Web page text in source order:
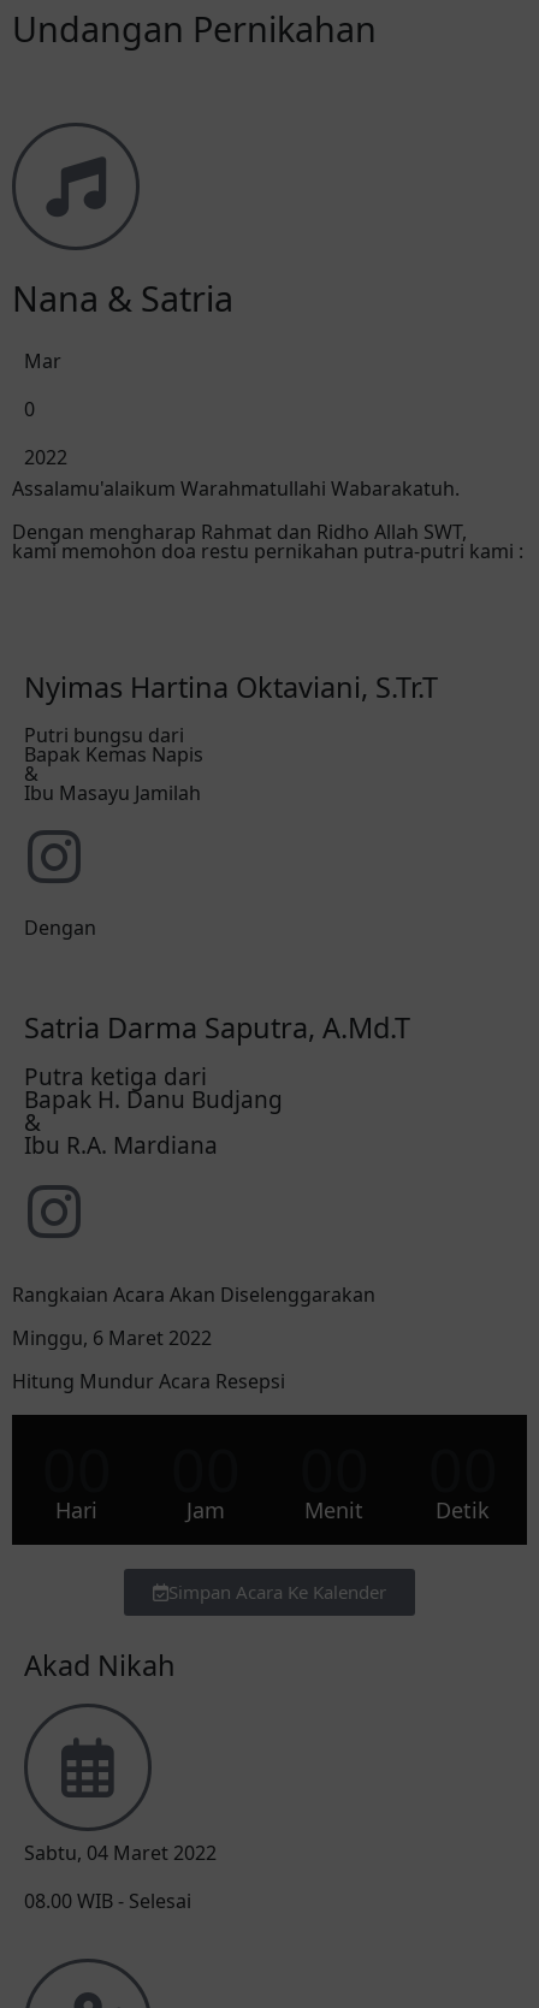
Undangan Pernikahan
Nana & Satria
Mar
0
2022
Assalamu'alaikum Warahmatullahi Wabarakatuh.
Dengan mengharap Rahmat dan Ridho Allah SWT,
kami memohon doa restu pernikahan putra-putri kami :
Nyimas Hartina Oktaviani, S.Tr.T
Putri bungsu dari
Bapak Kemas Napis
&
Ibu Masayu Jamilah
Dengan
Satria Darma Saputra, A.Md.T
Putra ketiga dari
Bapak H. Danu Budjang
&
Ibu R.A. Mardiana
Rangkaian Acara Akan Diselenggarakan
Minggu, 6 Maret 2022
Hitung Mundur Acara Resepsi
Hari Jam Menit Detik
Simpan Acara Ke Kalender
Akad Nikah
Sabtu, 04 Maret 2022
08.00 WIB - Selesai